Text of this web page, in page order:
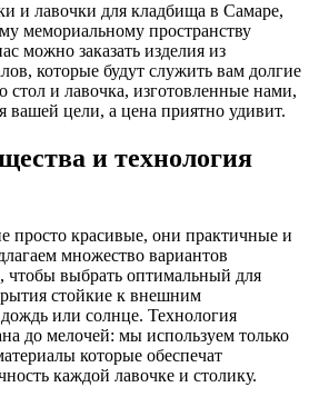
и лавочки для кладбища в Самаре,
мемориальному пространству
можно заказать изделия из
которые будут служить вам долгие
и лавочка, изготовленные нами,
вашей цели, а цена приятно удивит.
и технология
просто красивые, они практичные и
множество вариантов
чтобы выбрать оптимальный для
стойкие к внешним
или солнце. Технология
до мелочей: мы используем только
которые обеспечат
каждой лавочке и столику.